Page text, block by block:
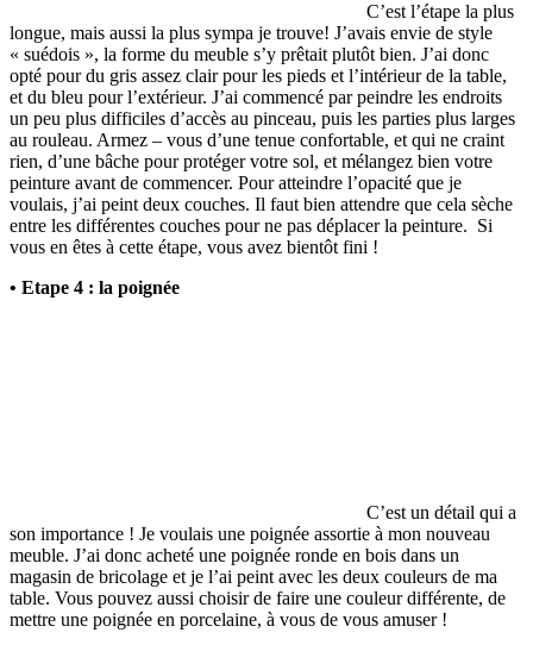
C’est l’étape la plus
longue, mais aussi la plus sympa je trouve! J’avais envie de style
« suédois », la forme du meuble s’y prêtait plutôt bien. J’ai donc
opté pour du gris assez clair pour les pieds et l’intérieur de la table,
et du bleu pour l’extérieur. J’ai commencé par peindre les endroits
un peu plus difficiles d’accès au pinceau, puis les parties plus larges
au rouleau. Armez – vous d’une tenue confortable, et qui ne craint
rien, d’une bâche pour protéger votre sol, et mélangez bien votre
peinture avant de commencer. Pour atteindre l’opacité que je
voulais, j’ai peint deux couches. Il faut bien attendre que cela sèche
entre les différentes couches pour ne pas déplacer la peinture. Si
vous en êtes à cette étape, vous avez bientôt fini !
• Etape 4 : la poignée
C’est un détail qui a
son importance ! Je voulais une poignée assortie à mon nouveau
meuble. J’ai donc acheté une poignée ronde en bois dans un
magasin de bricolage et je l’ai peint avec les deux couleurs de ma
table. Vous pouvez aussi choisir de faire une couleur différente, de
mettre une poignée en porcelaine, à vous de vous amuser !